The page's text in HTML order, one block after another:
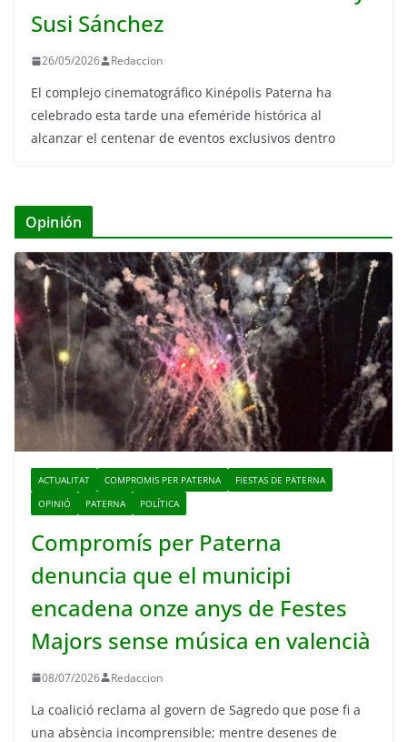
Susi Sánchez
26/05/2026 Redaccion
El complejo cinematográfico Kinépolis Paterna ha
celebrado esta tarde una efeméride histórica al
alcanzar el centenar de eventos exclusivos dentro
Opinión
ACTUALITAT COMPROMIS PER PATERNA
FIESTAS DE PATERNA
OPINIÓ
PATERNA POLÍTICA
Compromís per Paterna
denuncia que el municipi
encadena onze anys de Festes
Majors sense música en valencià
08/07/2026 Redaccion
La coalició reclama al govern de Sagredo que pose fi a
una absència incomprensible; mentre desenes de